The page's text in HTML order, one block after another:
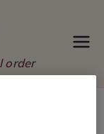
order